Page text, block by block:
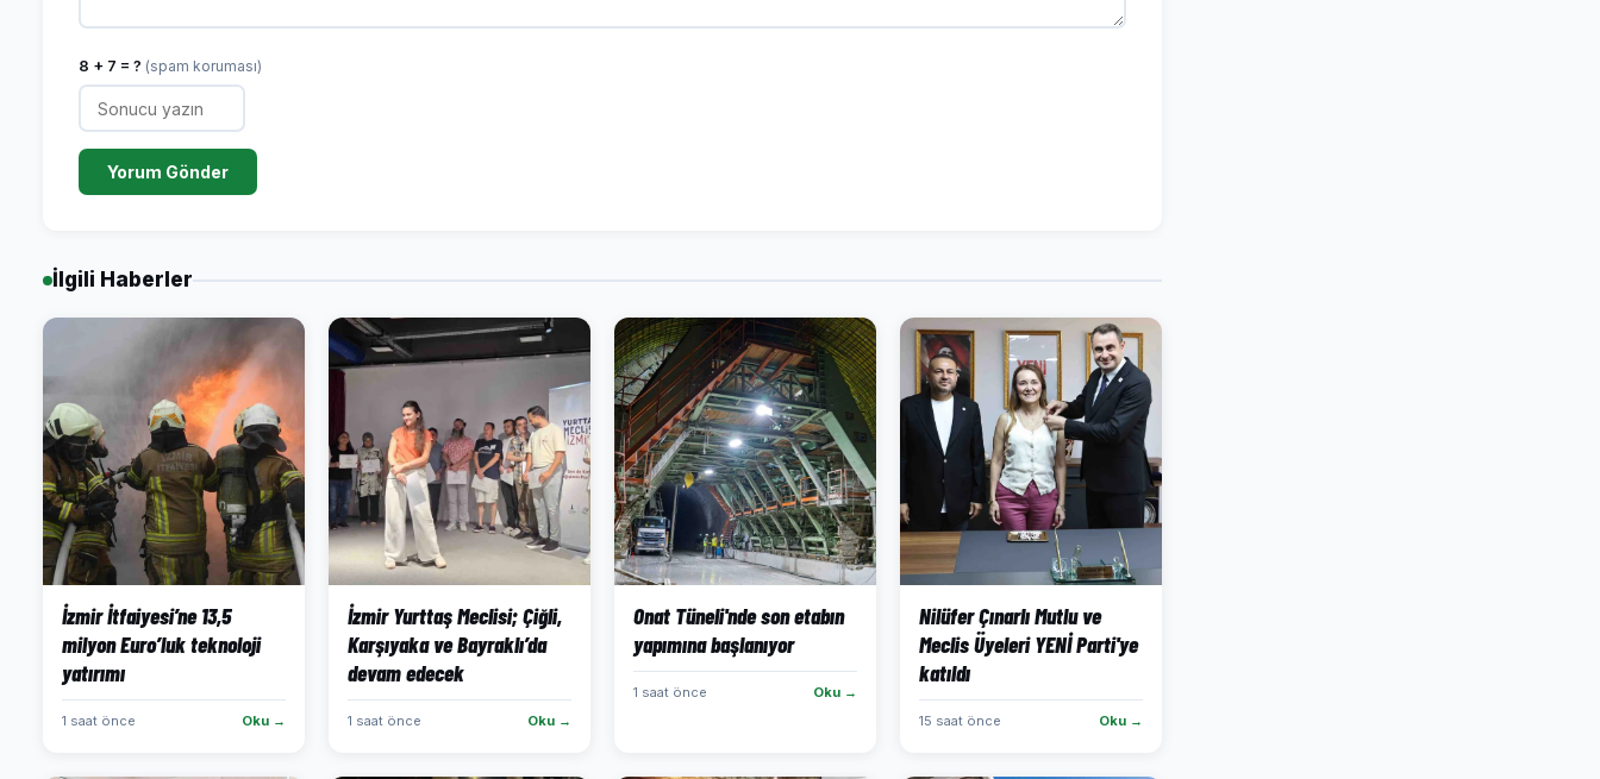
8 + 7 = ? (spam koruması)
Yorum Gönder
İlgili Haberler
İzmir İtfaiyesi’ne 13,5
milyon Euro’luk teknoloji
yatırımı
1 saat önce Oku →
İzmir Yurttaş Meclisi; Çiğli,
Karşıyaka ve Bayraklı’da
devam edecek
1 saat önce Oku →
Onat Tüneli'nde son etabın
yapımına başlanıyor
1 saat önce Oku →
Nilüfer Çınarlı Mutlu ve
Meclis Üyeleri YENİ Parti'ye
katıldı
15 saat önce Oku →